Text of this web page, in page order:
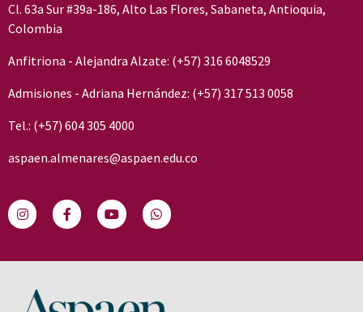
Cl. 63a Sur #39a-186, Alto Las Flores, Sabaneta, Antioquia,
Colombia
Anfitriona - Alejandra Alzate: (+57) 316 6048529
Admisiones - Adriana Hernández: (+57) 317 513 0058
Tel.: (+57) 604 305 4000
aspaen.almenares@aspaen.edu.co